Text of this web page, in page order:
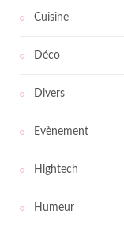
Cuisine
Déco
Divers
Evènement
Hightech
Humeur